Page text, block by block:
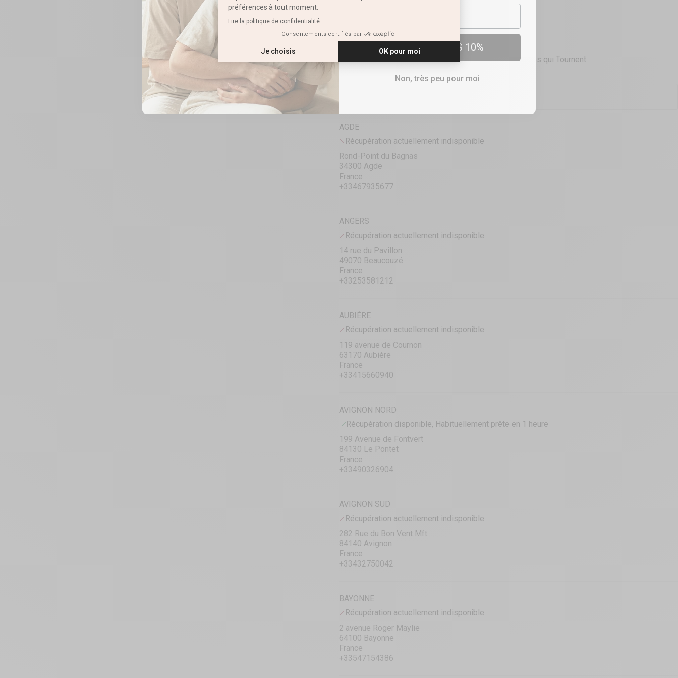
PRÊTE EN 1 HEURE
VOIR LA DISPONIBILITÉ EN BOUTIQUES
Grand Rabbit Multifonction Vibrations et Perles qui Tournent
AGDE
Récupération actuellement indisponible
Rond-Point du Bagnas
34300 Agde
France
+33467935677
ANGERS
Récupération actuellement indisponible
14 rue du Pavillon
49070 Beaucouzé
France
+33253581212
AUBIÈRE
Récupération actuellement indisponible
119 avenue de Cournon
63170 Aubière
France
+33415660940
AVIGNON NORD
Récupération disponible, Habituellement prête en 1 heure
199 Avenue de Fontvert
84130 Le Pontet
France
+33490326904
AVIGNON SUD
Récupération actuellement indisponible
282 Rue du Bon Vent Mft
84140 Avignon
France
+33432750042
BAYONNE
Récupération actuellement indisponible
2 avenue Roger Maylie
64100 Bayonne
France
+33547154386
RECEVOIR MES 10%
Non, très peu pour moi